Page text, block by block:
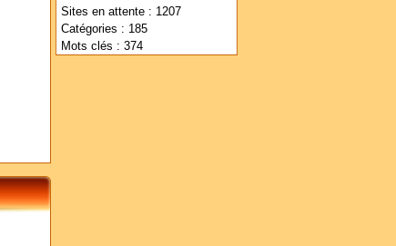
Sites en attente : 1207
Catégories : 185
Mots clés : 374